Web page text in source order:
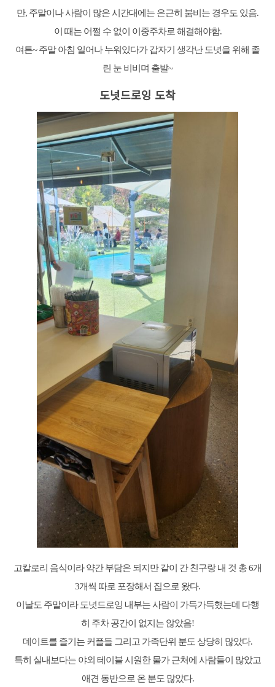
만, 주말이나 사람이 많은 시간대에는 은근히 붐비는 경우도 있음.
이 때는 어쩔 수 없이 이중주차로 해결해야함.
여튼~ 주말 아침 일어나 누워있다가 갑자기 생각난 도넛을 위해 졸
린 눈 비비며 출발~
도넛드로잉 도착
고칼로리 음식이라 약간 부담은 되지만 같이 간 친구랑 내 것 총 6개
3개씩 따로 포장해서 집으로 왔다.
이날도 주말이라 도넛드로잉 내부는 사람이 가득가득했는데 다행
히 주차 공간이 없지는 않았음!
데이트를 즐기는 커플들 그리고 가족단위 분도 상당히 많았다.
특히 실내보다는 야외 테이블 시원한 물가 근처에 사람들이 많았고
애견 동반으로 온 분도 많았다.